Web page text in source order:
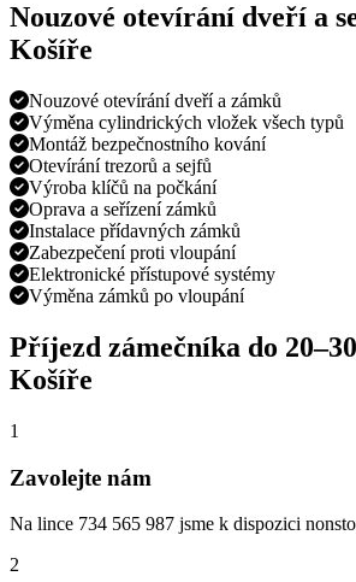
Nouzové otevírání dveří a
Košíře
Nouzové otevírání dveří a zámků
Výměna cylindrických vložek všech typů
Montáž bezpečnostního kování
Otevírání trezorů a sejfů
Výroba klíčů na počkání
Oprava a seřízení zámků
Instalace přídavných zámků
Zabezpečení proti vloupání
Elektronické přístupové systémy
Výměna zámků po vloupání
Příjezd zámečníka do
Košíře
1
Zavolejte nám
Na lince 734 565 987 jsme k dispozici
2